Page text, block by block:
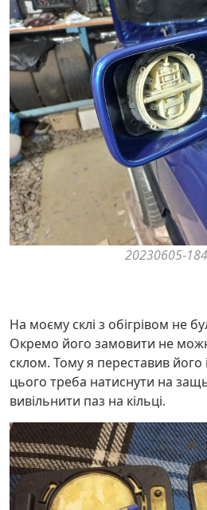
20230605-
На моєму склі з обігрівом не
Окремо його замовити не
склом. Тому я переставив його
цього треба натиснути на
вивільнити паз на кільці.